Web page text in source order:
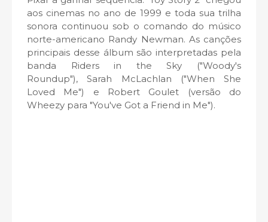
aos cinemas no ano de 1999 e toda sua trilha
sonora continuou sob o comando do músico
norte-americano Randy Newman. As canções
principais desse álbum são interpretadas pela
banda Riders in the Sky ("Woody's
Roundup"), Sarah McLachlan ("When She
Loved Me") e Robert Goulet (versão do
Wheezy para "You've Got a Friend in Me").